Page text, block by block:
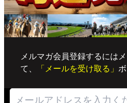
メルマガ会員登録するには
て、
「メールを受け取る」